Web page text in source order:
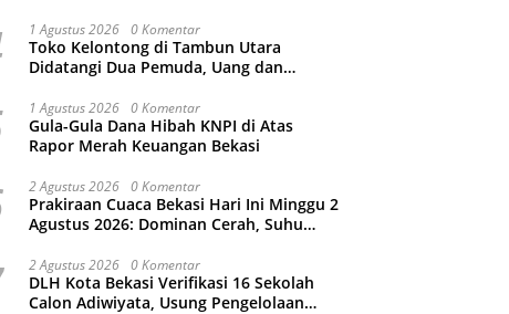
1 Agustus 2026 0 Komentar
Toko Kelontong di Tambun Utara
Didatangi Dua Pemuda, Uang dan
1 Agustus 2026 0 Komentar
Gula-Gula Dana Hibah KNPI di Atas
Rapor Merah Keuangan Bekasi
2 Agustus 2026 0 Komentar
Prakiraan Cuaca Bekasi Hari Ini Minggu 2
Agustus 2026: Dominan Cerah, Suhu
2 Agustus 2026 0 Komentar
DLH Kota Bekasi Verifikasi 16 Sekolah
Calon Adiwiyata, Usung Pengelolaan